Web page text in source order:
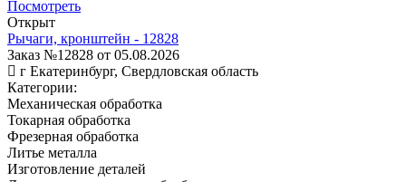
Посмотреть
Открыт
Рычаги, кронштейн - 12828
Заказ №12828 от 05.08.2026
г Екатеринбург, Свердловская область
Категории:
Механическая обработка
Токарная обработка
Фрезерная обработка
Литье металла
Изготовление деталей